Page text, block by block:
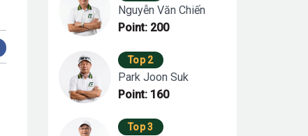
Nguyễn Văn Chiến
Point: 200
Top 2
Park Joon Suk
Point: 160
Top 3